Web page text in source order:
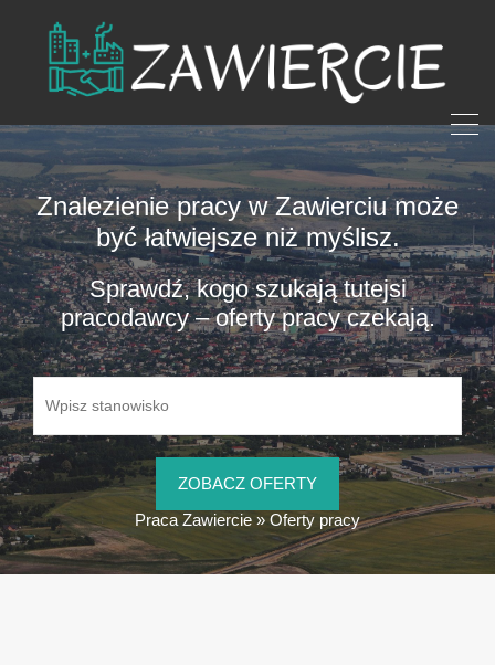
Znalezienie pracy w Zawierciu może
być łatwiejsze niż myślisz.
Sprawdź, kogo szukają tutejsi
pracodawcy – oferty pracy czekają.
Praca Zawiercie » Oferty pracy